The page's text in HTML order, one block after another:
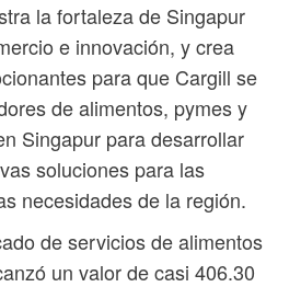
la fortaleza de Singapur
e innovación, y crea
para que Cargill se
de alimentos, pymes y
Singapur para desarrollar
soluciones para las
necesidades de la región.
de servicios de alimentos
un valor de casi 406.30